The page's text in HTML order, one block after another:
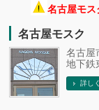
名古屋モス
名古屋モスク
名古屋
地下鉄
詳し